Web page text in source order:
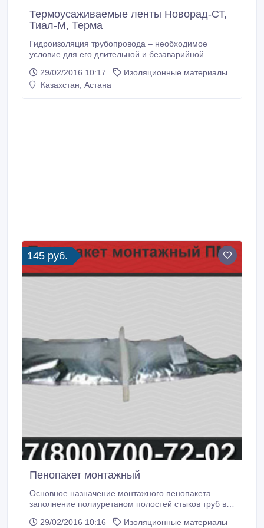
Термоусаживаемые ленты Новорад-СТ,
Тиал-М, Терма
Гидроизоляция трубопровода – необходимое
условие для его длительной и безаварийной
широкий ассортимент гидроизоляционных
термоусаживаемых лент типа Терма, ТИАЛ,
29/02/2016 10:17
Изоляционные материалы
Казахстан, Астана
145 руб.
Пенопакет монтажный
Основное назначение монтажного пенопакета –
заполнение полиуретаном полостей стыков труб в
гидроизоляции различных трубных конструкций.
29/02/2016 10:16
Изоляционные материалы